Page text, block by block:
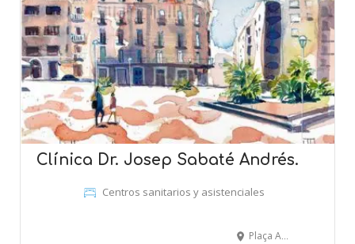
Clínica Dr. Josep Sabaté Andrés.
Centros sanitarios y asistenciales
Plaça Alfons XII, 7 - Màrtirs 1640, 1 - TORTOSA